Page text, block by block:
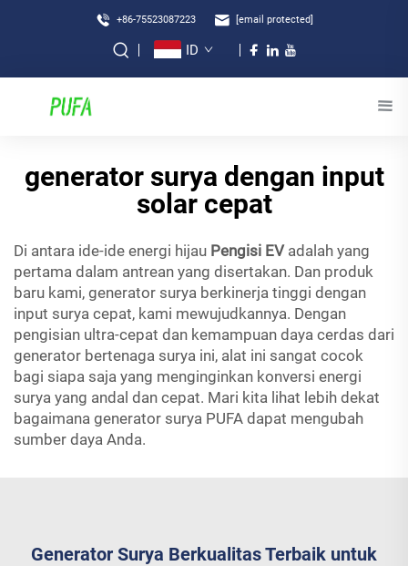
+86-75523087223 [email protected]
ID
generator surya dengan input
solar cepat
Di antara ide-ide energi hijau Pengisi EV adalah yang
pertama dalam antrean yang disertakan. Dan produk
baru kami, generator surya berkinerja tinggi dengan
input surya cepat, kami mewujudkannya. Dengan
pengisian ultra-cepat dan kemampuan daya cerdas dari
generator bertenaga surya ini, alat ini sangat cocok
bagi siapa saja yang menginginkan konversi energi
surya yang andal dan cepat. Mari kita lihat lebih dekat
bagaimana generator surya PUFA dapat mengubah
sumber daya Anda.
Generator Surya Berkualitas Terbaik untuk